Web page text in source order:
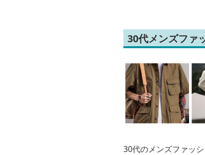
30代メンズファ
30代のメンズファッシ